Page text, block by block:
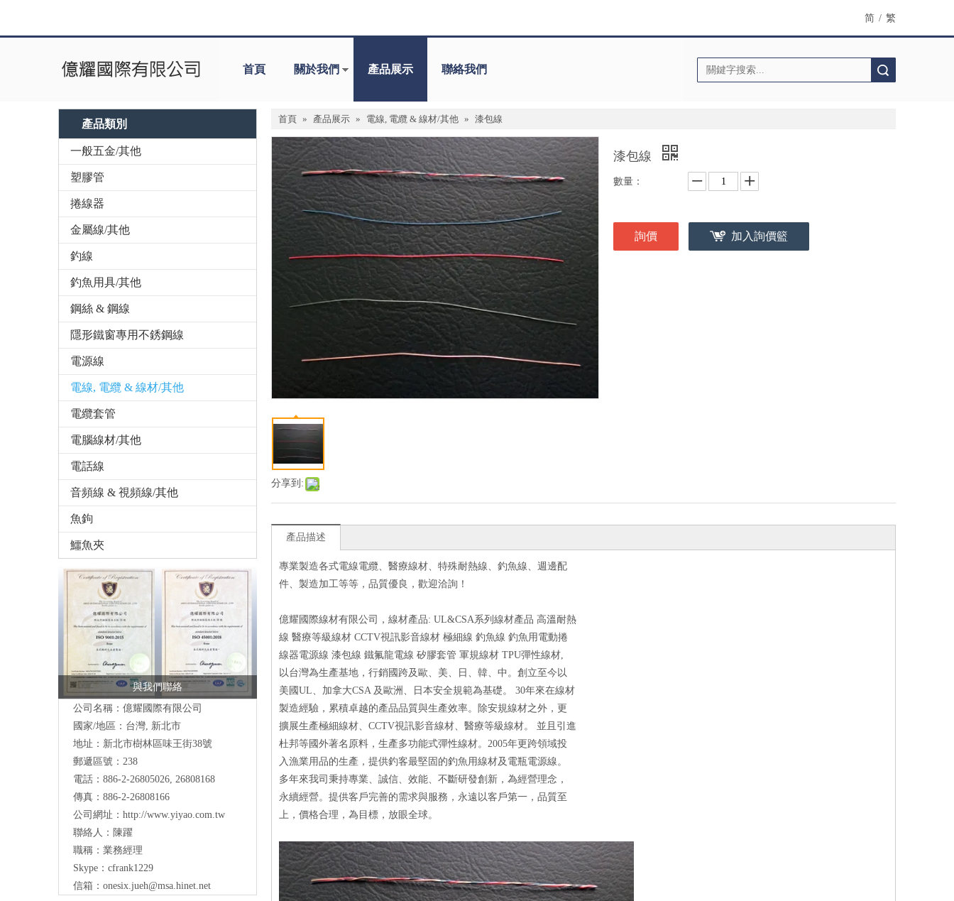
简 / 繁
首頁 關於我們 產品展示 聯絡我們
產品類別
一般五金/其他
塑膠管
捲線器
金屬線/其他
釣線
釣魚用具/其他
鋼絲 & 鋼線
隱形鐵窗專用不銹鋼線
電源線
電線, 電纜 & 線材/其他
電纜套管
電腦線材/其他
電話線
音頻線 & 視頻線/其他
魚鉤
鱷魚夾
與我們聯絡
公司名稱：億耀國際有限公司
國家/地區：台灣, 新北市
地址：新北市樹林區味王街38號
郵遞區號：238
電話：886-2-26805026, 26808168
傳真：886-2-26808166
公司網址： http://www.yiyao.com.tw
聯絡人：陳躍
職稱：業務經理
Skype：cfrank1229
信箱： onesix.jueh@msa.hinet.net
首頁 » 產品展示 » 電線, 電纜 & 線材/其他 » 漆包線
分享到:
漆包線
數量：
詢價 加入詢價籃
產品描述
專業製造各式電線電纜、醫療線材、特殊耐熱線、釣魚線、週邊配
件、製造加工等等，品質優良，歡迎洽詢！
億耀國際線材有限公司，線材產品: UL&CSA系列線材產品 高溫耐熱
線 醫療等級線材 CCTV視訊影音線材 極細線 釣魚線 釣魚用電動捲
線器電源線 漆包線 鐵氟龍電線 矽膠套管 軍規線材 TPU彈性線材,
以台灣為生產基地，行銷國跨及歐、美、日、韓、中。創立至今以
美國UL、加拿大CSA 及歐洲、日本安全規範為基礎。 30年來在線材
製造經驗，累積卓越的產品品質與生產效率。除安規線材之外，更
擴展生產極細線材、CCTV視訊影音線材、醫療等級線材。 並且引進
杜邦等國外著名原料，生產多功能式彈性線材。2005年更跨領域投
入漁業用品的生產，提供釣客最堅固的釣魚用線材及電瓶電源線。
多年來我司秉持專業、誠信、效能、不斷研發創新，為經營理念，
永續經營。提供客戶完善的需求與服務，永遠以客戶第一，品質至
上，價格合理，為目標，放眼全球。